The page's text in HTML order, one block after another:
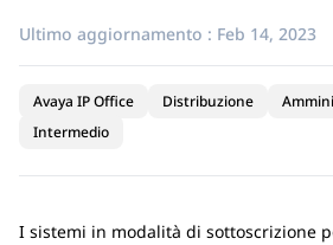
Ultimo aggiornamento : Feb 14, 2023
Avaya IP Office Distribuzione
Intermedio
I sistemi in modalità di sottoscrizione